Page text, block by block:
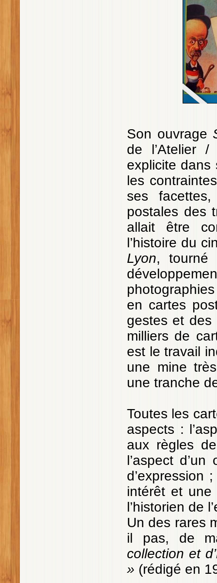
Son ouvrage
de l’Atelier
explicite dans
les
ses
postales des
allait être
l’histoire du
Lyon, tourné
en cartes
gestes et des
milliers de
est le travail
une mine
une tranche
Toutes les
aspects :
aux règles
l’aspect
d’expression
intérêt et une
l’historien de
Un des rares
il pas, de
collection et
» (rédigé en